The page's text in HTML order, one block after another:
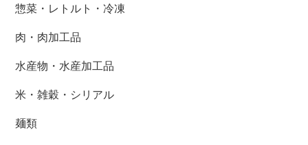
惣菜・レトルト・冷凍
肉・肉加工品
水産物・水産加工品
米・雑穀・シリアル
麺類